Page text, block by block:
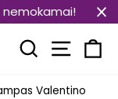
Paieška
Valentino